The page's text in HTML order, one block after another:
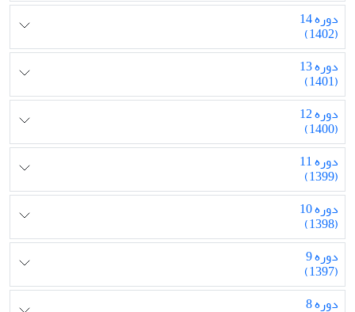
دوره 14
(1402)
دوره 13
(1401)
دوره 12
(1400)
دوره 11
(1399)
دوره 10
(1398)
دوره 9
(1397)
دوره 8